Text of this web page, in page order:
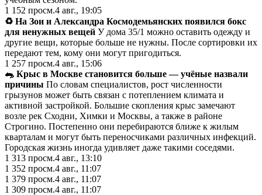
1 152 просм.4 авг., 19:05
♻️ На Зои и Александра Космодемьянских появился бокс
для ненужных вещей У дома 35/1 можно оставить одежду и
другие вещи, которые больше не нужны. После сортировки их
передают тем, кому они могут пригодиться.
1 257 просм.4 авг., 15:06
🐀 Крыс в Москве становится больше — учёные назвали
причины По словам специалистов, рост численности
грызунов может быть связан с потеплением климата и
активной застройкой. Большие скопления крыс замечают
возле рек Сходни, Химки и Москвы, а также в районе
Строгино. Постепенно они перебираются ближе к жилым
кварталам и могут быть переносчиками различных инфекций.
Городская жизнь иногда удивляет даже такими соседями.
1 313 просм.4 авг., 13:10
1 352 просм.4 авг., 11:07
1 379 просм.4 авг., 11:07
1 309 просм.4 авг., 11:07